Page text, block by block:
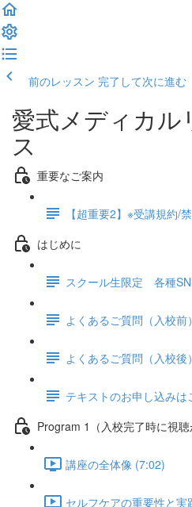
前のレッスン 完了して次に進む
愛式メディカ
ス
重要なご案内
【超重要2】※受講規約/
はじめに
スクール生限定 各種
よくあるご質問（入校前）
よくあるご質問（入校後）
テキストのお申し込みは
Program 1（入校完了時に視聴
講座の全体像 (7:02)
セルフケアの重要性と実